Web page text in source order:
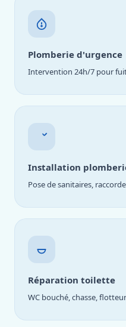
Plomberie d'urgence
Intervention 24h/7 pour
Installation
Pose de sanitaires,
Réparation toilette
WC bouché, chasse,